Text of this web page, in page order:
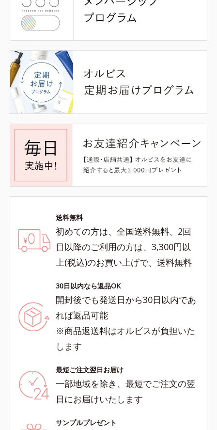
送料無料
初めての方は、全国送料無料、2回
目以降のご利用の方は、3,300円以
上(税込)のお買い上げで、送料無料
30日以内なら返品OK
開封後でも発送日から30日以内であ
れば返品可能
※商品返送料はオルビスが負担いた
します
最短ご注文翌日お届け
一部地域を除き、最短でご注文の翌
日にお届けいたします
サンプルプレゼント